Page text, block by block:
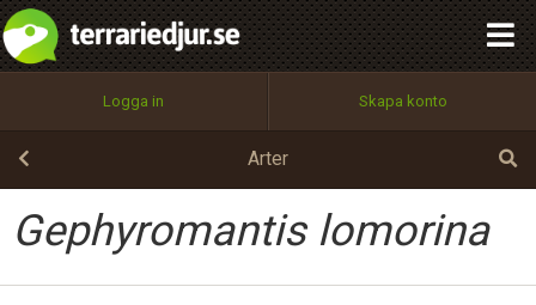
Logga in Skapa konto
Arter
Gephyromantis lomorina
Utför
100%
OK
integritetspolicy
Namn:
Epost:
Användarnamn:
Begär nytt lösenord
Tillbaka till förstasidan